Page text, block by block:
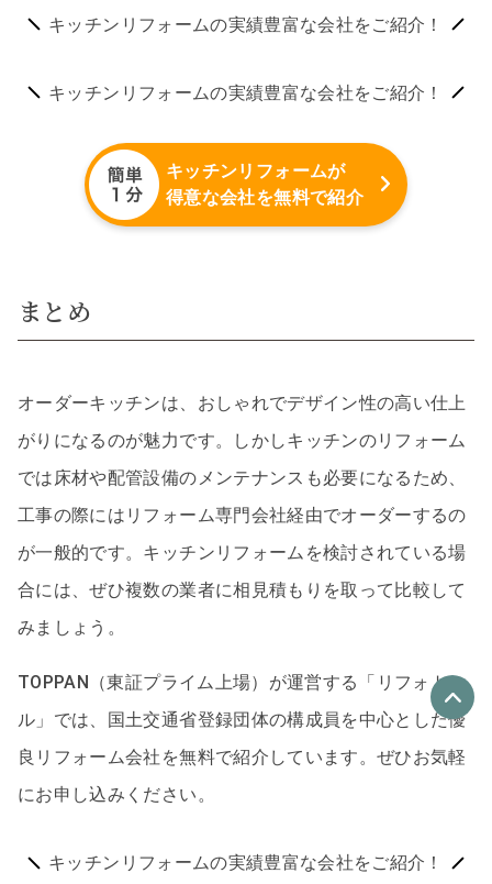
キッチンリフォームの実績豊富な会社をご紹介！
キッチンリフォームの実績豊富な会社をご紹介！
キッチンリフォームが
得意な会社を無料で紹介
まとめ
オーダーキッチンは、おしゃれでデザイン性の高い仕上
がりになるのが魅力です。しかしキッチンのリフォーム
では床材や配管設備のメンテナンスも必要になるため、
工事の際にはリフォーム専門会社経由でオーダーするの
が一般的です。キッチンリフォームを検討されている場
合には、ぜひ複数の業者に相見積もりを取って比較して
みましょう。
TOPPAN（東証プライム上場）が運営する「リフォト
ル」では、国土交通省登録団体の構成員を中心とした優
良リフォーム会社を無料で紹介しています。ぜひお気軽
にお申し込みください。
キッチンリフォームの実績豊富な会社をご紹介！
優良なリフォーム会社